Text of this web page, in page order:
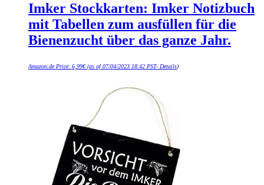
Imker Stockkarten: Imker Notizbuch
mit Tabellen zum ausfüllen für die
Bienenzucht über das ganze Jahr.
Amazon.de Price: 6,99€(as of 07/04/2023 18:42 PST- Details)